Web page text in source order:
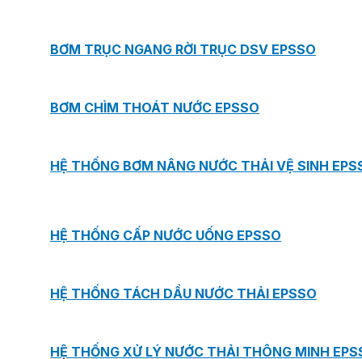
BƠM TRỤC NGANG RỜI TRỤC DSV EPSSO
BƠM CHÌM THOÁT NƯỚC EPSSO
HỆ THỐNG BƠM NÂNG NƯỚC THẢI VỆ SINH
HỆ THỐNG CẤP NƯỚC UỐNG EPSSO
HỆ THỐNG TÁCH DẦU NƯỚC THẢI EPSSO
HỆ THỐNG XỬ LÝ NƯỚC THẢI THÔNG MINH